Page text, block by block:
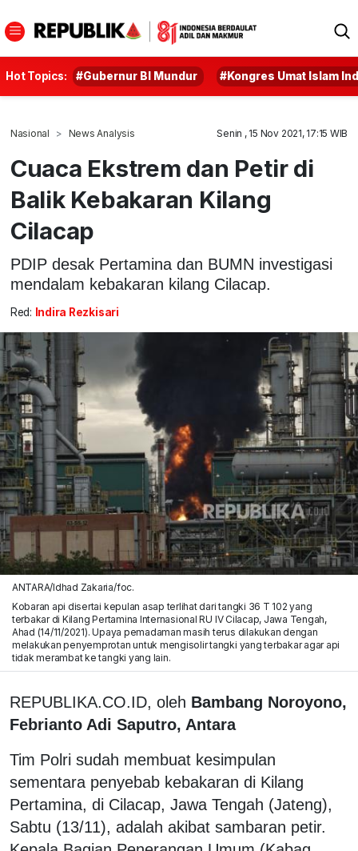
Hot Topics: #Gubernur BI Mundur #Kongres Umat Islam
Nasional News Analysis Senin , 15 Nov 2021, 17:15 WIB
Cuaca Ekstrem dan Petir di
Balik Kebakaran Kilang
Cilacap
PDIP desak Pertamina dan BUMN investigasi
mendalam kebakaran kilang Cilacap.
Red: Indira Rezkisari
ANTARA/Idhad Zakaria/foc.
Kobaran api disertai kepulan asap terlihat dari tangki 36 T 102 yang
terbakar di Kilang Pertamina Internasional RU IV Cilacap, Jawa Tengah,
Ahad (14/11/2021). Upaya pemadaman masih terus dilakukan dengan
melakukan penyemprotan untuk mengisolir tangki yang terbakar agar api
tidak merambat ke tangki yang lain.
REPUBLIKA.CO.ID, oleh Bambang Noroyono,
Febrianto Adi Saputro, Antara
Tim Polri sudah membuat kesimpulan
sementara penyebab kebakaran di Kilang
Pertamina, di Cilacap, Jawa Tengah (Jateng),
Sabtu (13/11), adalah akibat sambaran petir.